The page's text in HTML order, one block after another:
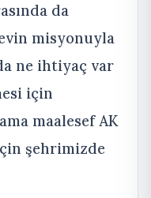
da
misyonuyla
ne ihtiyaç var
için
maalesef AK
şehrimizde